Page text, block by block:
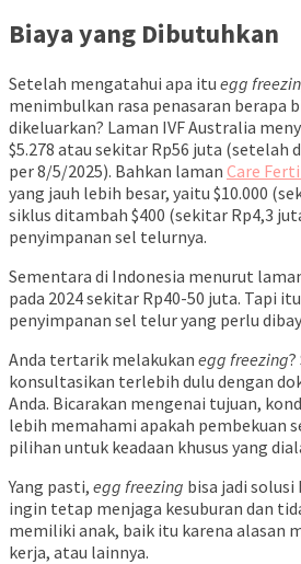
Biaya yang Dibutuhkan
Setelah mengatahui apa itu egg
menimbulkan rasa penasaran berapa
dikeluarkan? Laman IVF Australia
$5.278 atau sekitar Rp56 juta (setelah
per 8/5/2025). Bahkan laman Care
yang jauh lebih besar, yaitu $10.000
siklus ditambah $400 (sekitar Rp4,3
penyimpanan sel telurnya.
Sementara di Indonesia menurut
pada 2024 sekitar Rp40-50 juta. Tapi
penyimpanan sel telur yang perlu
Anda tertarik melakukan egg freezing
konsultasikan terlebih dulu dengan
Anda. Bicarakan mengenai tujuan,
lebih memahami apakah pembekuan
pilihan untuk keadaan khusus yang
Yang pasti, egg freezing bisa jadi
ingin tetap menjaga kesuburan dan
memiliki anak, baik itu karena alasan
kerja, atau lainnya.